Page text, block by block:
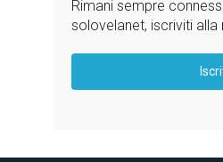
Rimani sempre
solovelanet, iscriviti